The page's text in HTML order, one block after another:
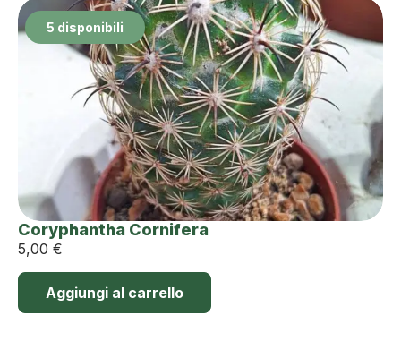
5 disponibili
Coryphantha Cornifera
5,00 €
Aggiungi al carrello